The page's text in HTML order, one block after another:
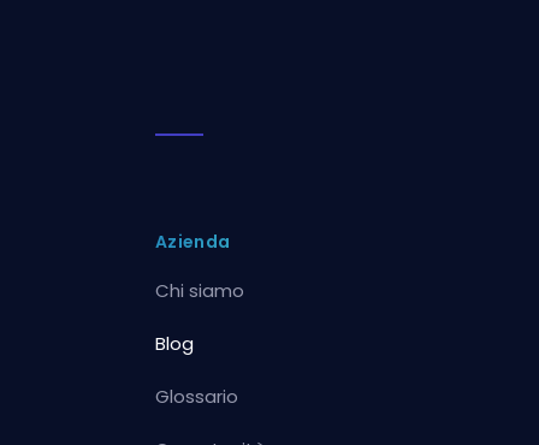
Azienda
Chi siamo
Blog
Glossario